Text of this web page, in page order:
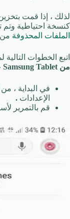
كنسخة احتياطية وتم
الملفات المحذوفة
اتبع الخطوات
من Samsung Tablet عبر Samsung Cloud
في البداية ،
الإعدادات .
قم بالتمرير